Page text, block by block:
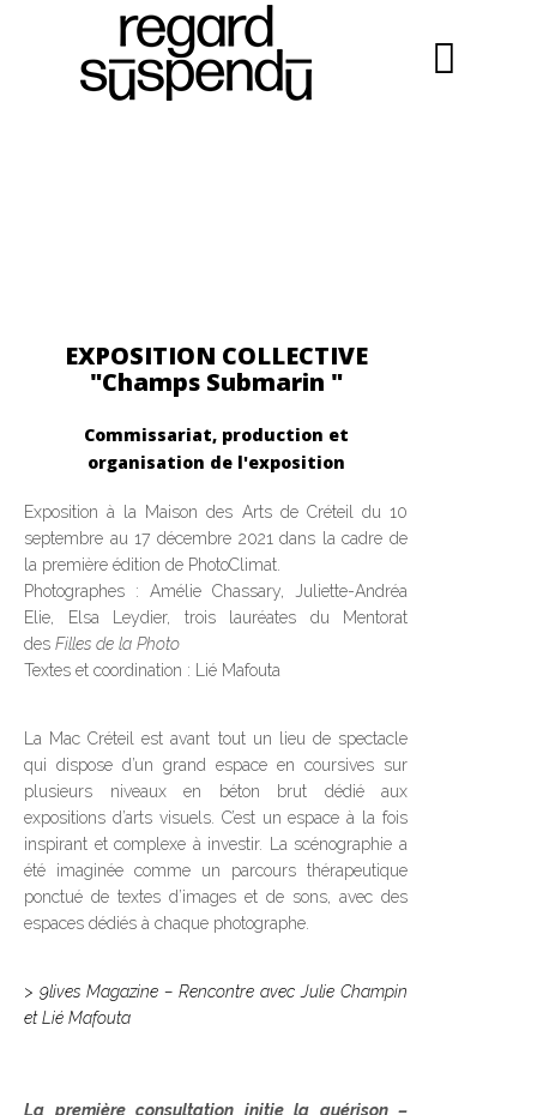
EXPOSITION COLLECTIVE
"Champs Submarin "
Commissariat, production et
organisation de l'exposition
Exposition à la Maison des Arts de Créteil du 10
septembre au 17 décembre 2021 dans la cadre de
la première édition de PhotoClimat.
Photographes : Amélie Chassary, Juliette-Andréa
Elie, Elsa Leydier, trois lauréates du Mentorat
des Filles de la Photo
Textes et coordination : Lié Mafouta
La Mac Créteil est avant tout un lieu de spectacle
qui dispose d’un grand espace en coursives sur
plusieurs niveaux en béton brut dédié aux
expositions d’arts visuels. C’est un espace à la fois
inspirant et complexe à investir. La scénographie a
été imaginée comme un parcours thérapeutique
ponctué de textes d’images et de sons, avec des
espaces dédiés à chaque photographe.
> 9lives Magazine – Rencontre avec Julie Champin
et Lié Mafouta
La première consultation initie la guérison –